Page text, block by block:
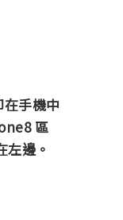
手機中
區
邊。